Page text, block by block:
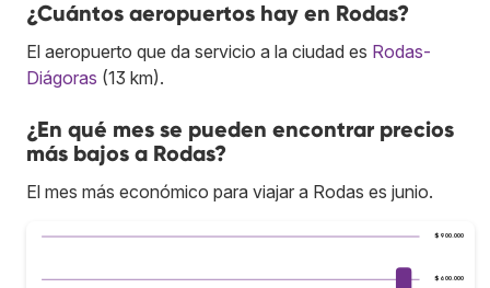
¿Cuántos aeropuertos hay en Rodas?
El aeropuerto que da servicio a la ciudad es Rodas-
Diágoras (13 km).
¿En qué mes se pueden encontrar precios
más bajos a Rodas?
El mes más económico para viajar a Rodas es junio.
$600.000
$900.000